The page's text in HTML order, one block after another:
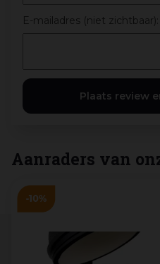
E-mailadres (niet zichtbaar):
Aanraders van